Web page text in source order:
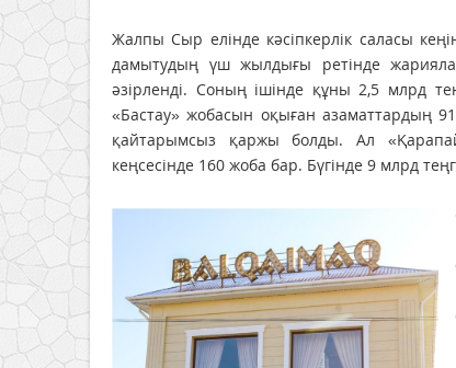
Жалпы Сыр елінде кәсіпкерлік саласы
дамытудың үш жылдығы ретінде
әзірленді. Соның ішінде құны 2,5 млрд
«Бастау» жобасын оқыған азаматтардың
қайтарымсыз қаржы болды. Ал
кеңсесінде 160 жоба бар. Бүгінде 9 млрд